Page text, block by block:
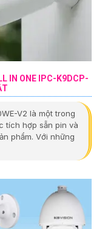
IN ONE IPC-K9DCP-
V2 là một trong
tích hợp sẵn pin và
phẩm. Với những